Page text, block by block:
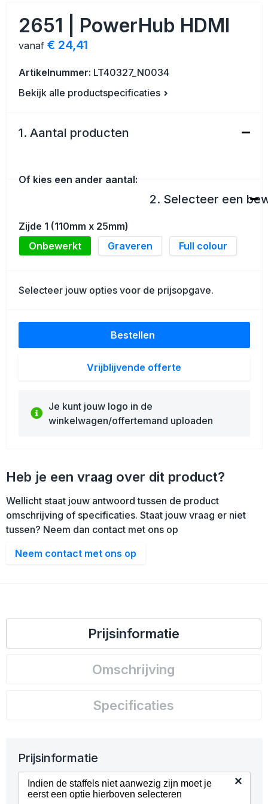
Vrije tijd en Strand
Kerst
Levensmiddelen
Toilettassen
Reistassensets
Heuptassen
Accessoires voor tassen
Golftassen
2651 | PowerHub HDMI
vanaf € 24,41
Artikelnummer: LT40327_N0034
Bekijk alle productspecificaties
1. Aantal producten
Of kies een ander aantal:
2. Selecteer een
Zijde 1 (110mm x 25mm)
Onbewerkt
Graveren Full colour
Selecteer jouw opties voor de prijsopgave.
Bestellen
Vrijblijvende offerte
Je kunt jouw logo in de
winkelwagen/offertemand uploaden
Heb je een vraag over dit product?
Wellicht staat jouw antwoord tussen de product
omschrijving of specificaties. Staat jouw vraag er niet
tussen? Neem dan contact met ons op
Neem contact met ons op
Prijsinformatie
Omschrijving
Specificaties
Prijsinformatie
Indien de staffels niet aanwezig zijn moet je
eerst een optie hierboven selecteren
×